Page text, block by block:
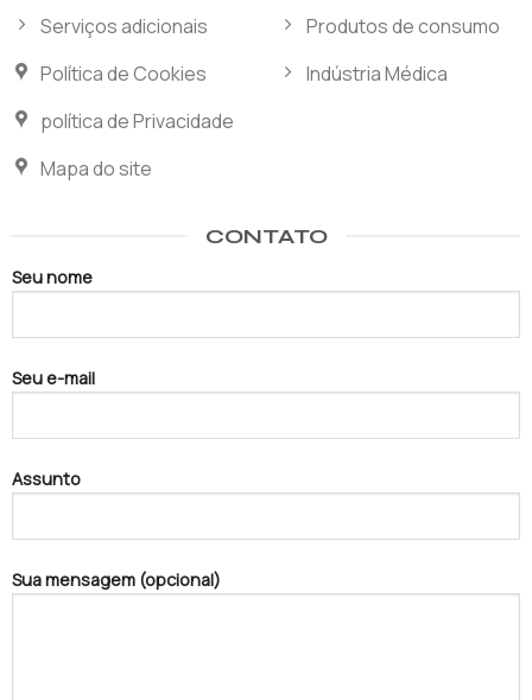
Serviços adicionais
Política de Cookies
política de Privacidade
Mapa do site
Produtos de consumo
Indústria Médica
CONTATO
Seu nome
Seu e-mail
Assunto
Sua mensagem (opcional)